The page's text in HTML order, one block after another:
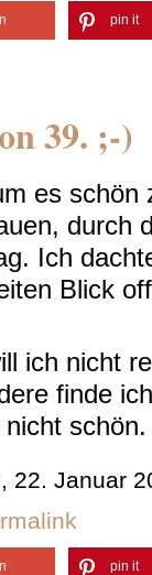
pin it
39. ;-)
es schön
durch
Ich
Blick
ich nicht
finde
22. Januar
pin it